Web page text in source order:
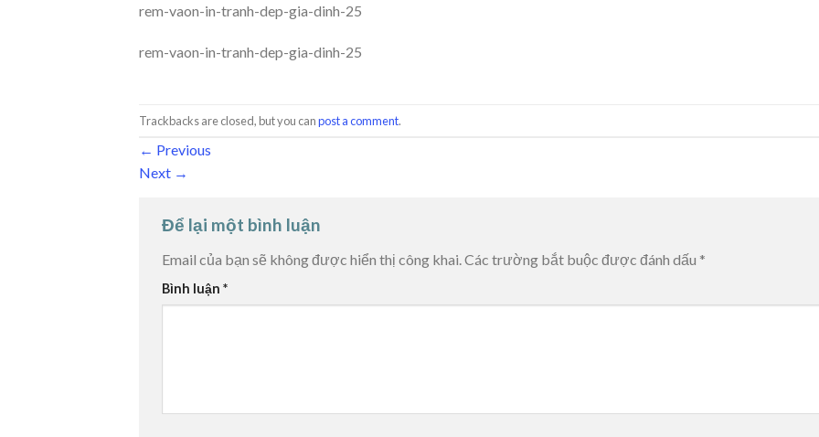
rem-vaon-in-tranh-dep-gia-dinh-25
rem-vaon-in-tranh-dep-gia-dinh-25
Trackbacks are closed, but you canpost a comment.
← Previous
Next →
Để lại một bình luận
Email của bạn sẽ không được hiển thị công khai.Các trường bắt buộc được đánh dấu *
Bình luận *